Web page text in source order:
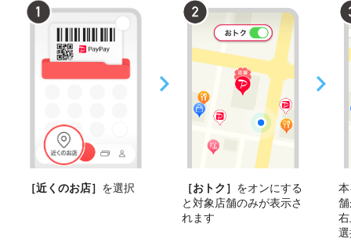
［近くのお店］ を選択 ［おトク］ をオンにする
と対象店舗のみが表示さ
れます